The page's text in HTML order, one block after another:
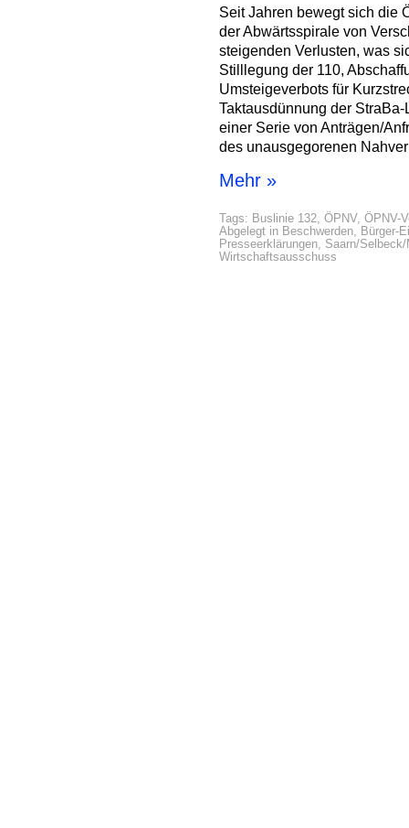
Seit Jahren bewegt sich die
der Abwärtsspirale von
steigenden Verlusten, was
Stilllegung der 110,
Umsteigeverbots für
Taktausdünnung der
einer Serie von Anträgen/
des unausgegorenen
Mehr »
Tags: Buslinie 132, ÖPNV, ÖPNV-
Abgelegt in Beschwerden, Bürger-
Presseerklärungen, Saarn/Selbeck/
Wirtschaftsausschuss